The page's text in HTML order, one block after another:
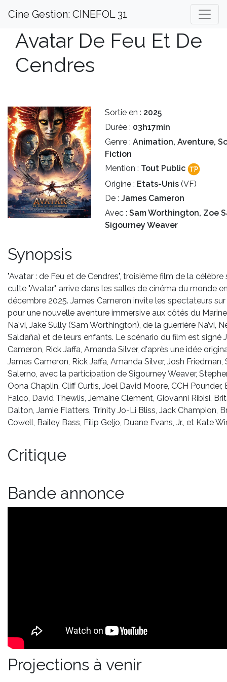
Cine Gestion: CINEFOL 31
Avatar De Feu Et De
Cendres
Sortie en : 2025
Durée : 03h17min
Genre : Animation, Aventure,
Fiction
Mention : Tout Public
Origine : Etats-Unis (VF)
De : James Cameron
Avec : Sam Worthington, Zoe
Sigourney Weaver
Synopsis
"Avatar : de Feu et de Cendres", troisième film de la célèbre
culte "Avatar", arrive dans les salles de cinéma du monde
décembre 2025. James Cameron invite les spectateurs
pour une nouvelle aventure immersive aux côtés du
Na'vi, Jake Sully (Sam Worthington), de la guerrière Na’vi,
Saldaña) et de leurs enfants. Le scénario du film est signé
Cameron, Rick Jaffa, Amanda Silver, d'après une idée
James Cameron, Rick Jaffa, Amanda Silver, Josh Friedman,
Salerno, avec la participation de Sigourney Weaver,
Oona Chaplin, Cliff Curtis, Joel David Moore, CCH Pounder,
Falco, David Thewlis, Jemaine Clement, Giovanni Ribisi,
Dalton, Jamie Flatters, Trinity Jo-Li Bliss, Jack Champion,
Cowell, Bailey Bass, Filip Geljo, Duane Evans, Jr., et Kate
Critique
Bande annonce
Projections à venir